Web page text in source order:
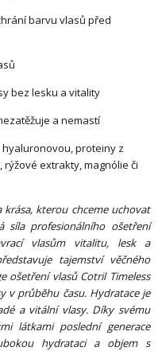
barvu vlasů před
bez lesku a vitality
a nemastí
proteiny z
extrakty, magnólie či
kterou chceme uchovat
síla profesionálního ošetření
vlasům vitalitu, lesk a
tajemství věčného
ošetření vlasů Cotril Timeless
v průběhu času. Hydratace je
a vitální vlasy. Díky svému
látkami poslední generace
hydrataci a objem s